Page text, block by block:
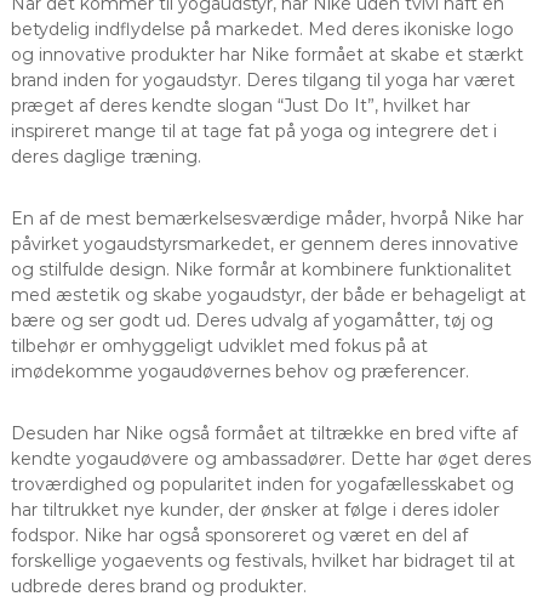
betydelig indflydelse på markedet. Med deres ikoniske logo
og innovative produkter har Nike formået at skabe et stærkt
brand inden for yogaudstyr. Deres tilgang til yoga har været
præget af deres kendte slogan “Just Do It”, hvilket har
inspireret mange til at tage fat på yoga og integrere det i
deres daglige træning.
En af de mest bemærkelsesværdige måder, hvorpå Nike har
påvirket yogaudstyrsmarkedet, er gennem deres innovative
og stilfulde design. Nike formår at kombinere funktionalitet
med æstetik og skabe yogaudstyr, der både er behageligt at
bære og ser godt ud. Deres udvalg af yogamåtter, tøj og
tilbehør er omhyggeligt udviklet med fokus på at
imødekomme yogaudøvernes behov og præferencer.
Desuden har Nike også formået at tiltrække en bred vifte af
kendte yogaudøvere og ambassadører. Dette har øget deres
troværdighed og popularitet inden for yogafællesskabet og
har tiltrukket nye kunder, der ønsker at følge i deres idoler
fodspor. Nike har også sponsoreret og været en del af
forskellige yogaevents og festivals, hvilket har bidraget til at
udbrede deres brand og produkter.